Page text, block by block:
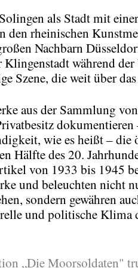
als Stadt mit
den rheinischen
Nachbarn
während
Szene, die weit über
aus der Sammlung
dokumentieren
wie es heißt – die
Hälfte des 20.
von 1933 bis 1945
und beleuchten nicht
sondern gewähren
und politische Klima
„Die Moorsoldaten"